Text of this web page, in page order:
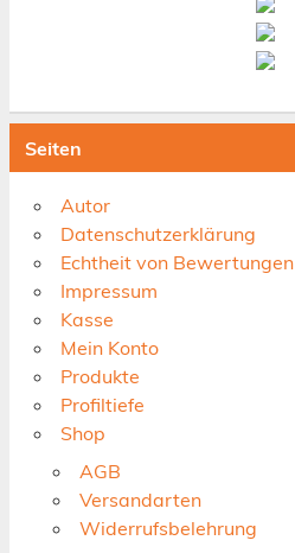
Seiten
Autor
Datenschutzerklärung
Echtheit von Bewertungen
Impressum
Kasse
Mein Konto
Produkte
Profiltiefe
Shop
AGB
Versandarten
Widerrufsbelehrung